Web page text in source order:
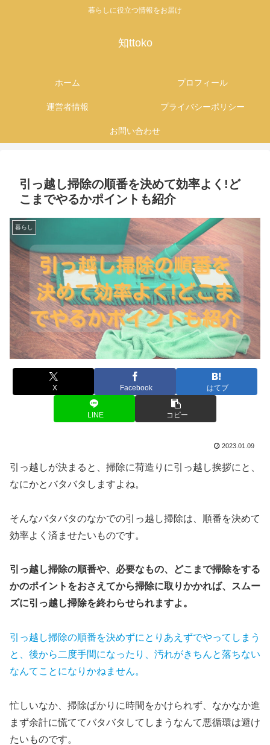
暮らしに役立つ情報をお届け
知ttoko
ホーム プロフィール
運営者情報 プライバシーポリシー
お問い合わせ
引っ越し掃除の順番を決めて効率よく!ど
こまでやるかポイントも紹介
暮らし
X Facebook はてブ
LINE コピー
2023.01.09
引っ越しが決まると、掃除に荷造りに引っ越し挨拶にと、
なにかとバタバタしますよね。
そんなバタバタのなかでの引っ越し掃除は、順番を決めて
効率よく済ませたいものです。
引っ越し掃除の順番や、必要なもの、どこまで掃除をする
かのポイントをおさえてから掃除に取りかかれば、スムー
ズに引っ越し掃除を終わらせられますよ。
引っ越し掃除の順番を決めずにとりあえずでやってしまう
と、後から二度手間になったり、汚れがきちんと落ちない
なんてことになりかねません。
忙しいなか、掃除ばかりに時間をかけられず、なかなか進
まず余計に慌ててバタバタしてしまうなんて悪循環は避け
たいものです。